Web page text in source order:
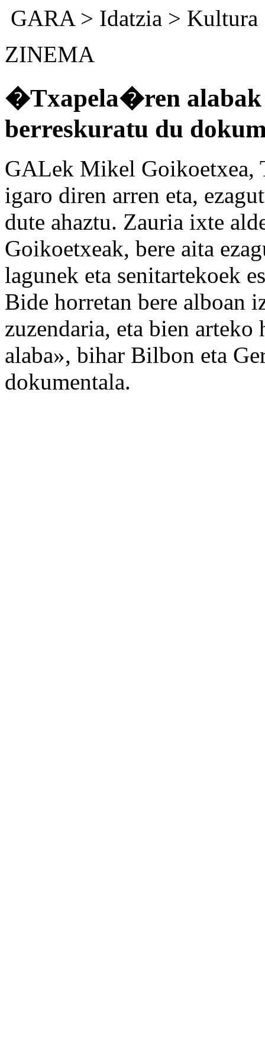
GARA> Idatzia >
ZINEMA
�Txapela�ren alabak
berreskuratu du
GALek Mikel Goikoetxea,
igaro diren arren eta,
dute ahaztu. Zauria ixte
Goikoetxeak, bere aita
lagunek eta senitartekoek
Bide horretan bere alboan
zuzendaria, eta bien arteko
alaba», bihar Bilbon eta
dokumentala.